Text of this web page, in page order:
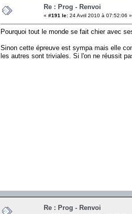
Re : Prog - Renvoi
« #191 le: 24 Avril 2010 à 07:52:06 »
Pourquoi tout le monde se fait chier avec
Sinon cette épreuve est sympa mais elle
les autres sont triviales. Si l'on ne réussit
Re : Prog - Renvoi